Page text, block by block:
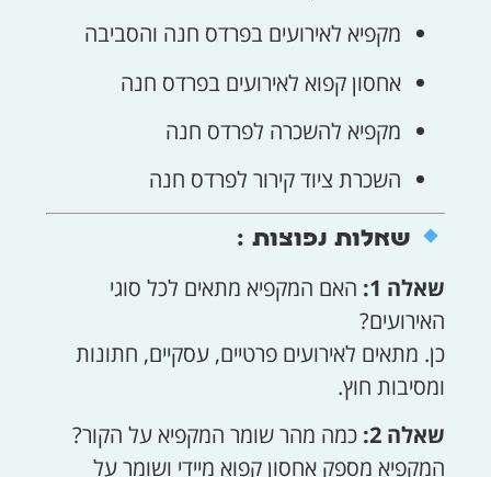
מקפיא לאירועים בפרדס חנה והסביבה
אחסון קפוא לאירועים בפרדס חנה
מקפיא להשכרה לפרדס חנה
השכרת ציוד קירור לפרדס חנה
שאלות נפוצות :
שאלה 1:
האם המקפיא מתאים לכל סוגי
האירועים?
כן. מתאים לאירועים פרטיים, עסקיים, חתונות
ומסיבות חוץ.
שאלה 2:
כמה מהר שומר המקפיא על הקור?
המקפיא מספק אחסון קפוא מיידי ושומר על